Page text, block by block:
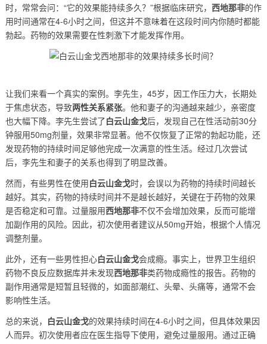
时，常常会问：“它的效果能持续多久？”根据临床研究， 西地那非的作
用时间通常在4-6小时之间，但这并不意味着在这段时间内你随时都能
勃起。药物的效果需要在性刺激下才能发挥作用。
让我们来看一个真实的案例。李先生，45岁，因工作压力大，长期处
于焦虑状态，导致两性关系紧张。他和妻子的沟通越来越少，亲密度
也大幅下降。李先生尝试了白云山金戈后，发现自己在性活动前30分
钟服用50mg剂量，效果非常显著。他不仅恢复了正常的勃起功能，还
发现药物的持续时间足够他完成一次满意的性生活。经过几次尝试
后，李先生和妻子的关系也得到了明显改善。
然而，有些男性在使用白云山金戈时，会误以为药物的持续时间越长
越好。其实，药物的持续时间并不是越长越好，关键在于药物的效果
是否稳定和可靠。过量服用西地那非不仅不会增加效果，反而可能增
加副作用的风险。因此，初次使用者建议从50mg开始，根据个人情况
调整剂量。
此外，还有一些男性担心白云山金戈会成瘾。事实上，世界卫生组织
药物不良反应数据库并未发现西地那非类药物成瘾性的报告。药物的
副作用通常是短暂且轻微的，如面部潮红、头晕、头痛等，通常不会
影响性生活。
总的来说， 白云山金戈的效果持续时间在4-6小时之间，但具体效果因
人而异。初次使用者应在医生指导下使用，避免过量服用。通过正确